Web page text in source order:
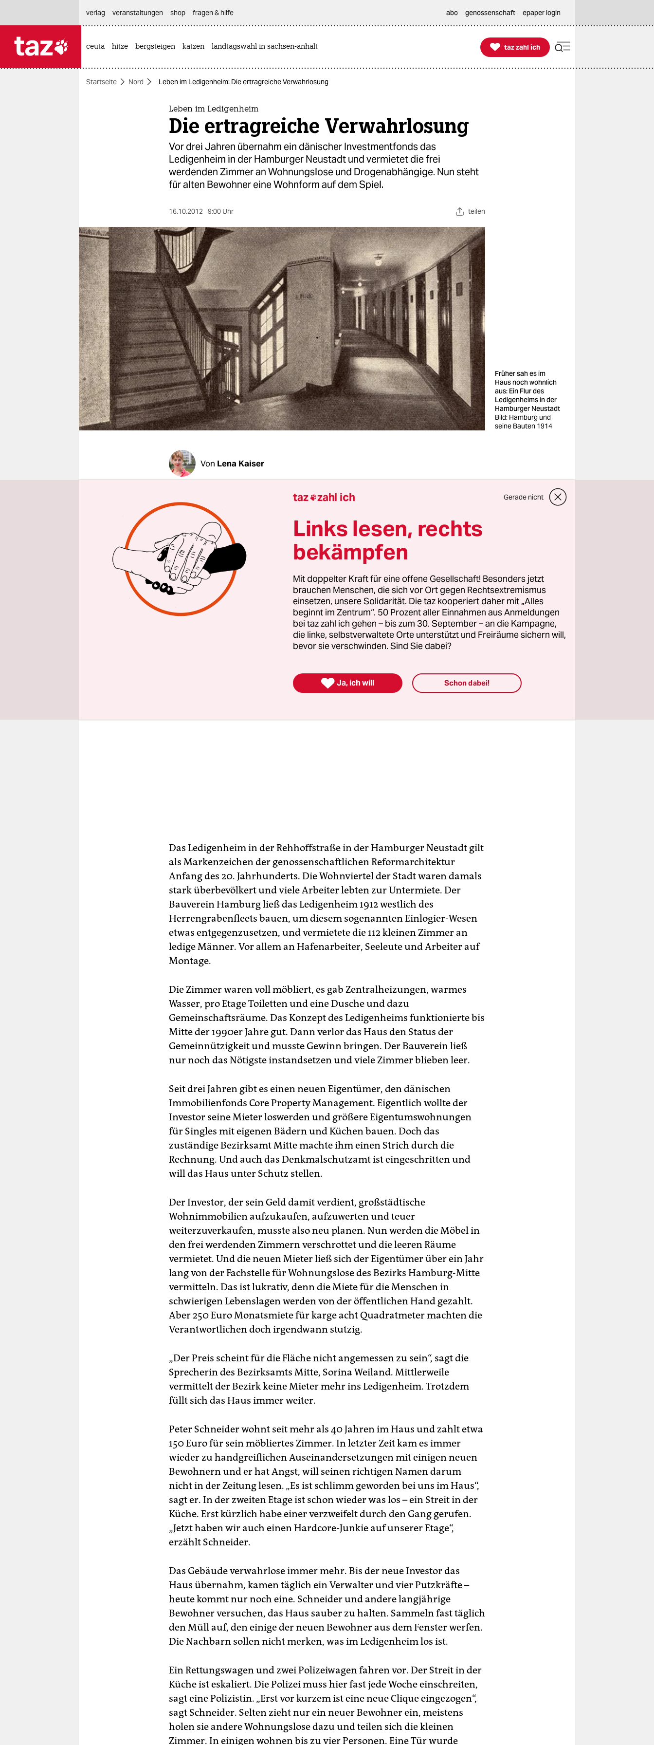
themen
nord
wahrheit
verlag
verlag
veranstaltungen
shop
fragen & hilfe
unterstützen
abo
genossenschaft
verlag
veranstaltungen shop fragen & hilfe abo genossenschaft epaper login
ceuta hitze bergsteigen katzen landtagswahl in sachsen-anhalt 
taz zahl ich
taz zahl ich
Startseite Nord Leben im Ledigenheim: Die ertragreiche Verwahrlosung
Leben im Ledigenheim
Die ertragreiche Verwahrlosung
Vor drei Jahren übernahm ein dänischer Investmentfonds das
Ledigenheim in der Hamburger Neustadt und vermietet die frei
werdenden Zimmer an Wohnungslose und Drogenabhängige. Nun steht
für alten Bewohner eine Wohnform auf dem Spiel.
16.10.2012 9:00 Uhr teilen
Früher sah es im
Haus noch wohnlich
aus: Ein Flur des
Ledigenheims in der
Hamburger Neustadt
Bild: Hamburg und
seine Bauten 1914
Von Lena Kaiser
HAMBURG
| Im dritten Stock zertrümmern drei Männer das
schlichte Mobiliar aus den 50er Jahren – den Tisch, das Bett, den Stuhl
und einen Schrank. Sie räumen so lange, bis die acht Quadratmeter
leer sind und schaffen die Überreste der Möbel über den langen Flur
aus dem Haus.
Auf dem Flur reiht sich Tür an Tür, die Farbe blättert von der Decke
und auf dem alten Steinboden liegt eine Schmutzschicht. Ein
Bewohner schlurft in Badelatschen aus seinem Zimmer, er trägt ein
Handtuch unter dem Arm. Sein Blick ist finster und er verschwindet
ohne ein Wort im Toiletten und Duschraum.
Das Ledigenheim in der Rehhoffstraße in der Hamburger Neustadt gilt
als Markenzeichen der genossenschaftlichen Reformarchitektur
Anfang des 20. Jahrhunderts. Die Wohnviertel der Stadt waren damals
stark überbevölkert und viele Arbeiter lebten zur Untermiete. Der
Bauverein Hamburg ließ das Ledigenheim 1912 westlich des
Herrengrabenfleets bauen, um diesem sogenannten Einlogier-Wesen
etwas entgegenzusetzen, und vermietete die 112 kleinen Zimmer an
ledige Männer. Vor allem an Hafenarbeiter, Seeleute und Arbeiter auf
Montage.
Die Zimmer waren voll möbliert, es gab Zentralheizungen, warmes
Wasser, pro Etage Toiletten und eine Dusche und dazu
Gemeinschaftsräume. Das Konzept des Ledigenheims funktionierte bis
Mitte der 1990er Jahre gut. Dann verlor das Haus den Status der
Gemeinnützigkeit und musste Gewinn bringen. Der Bauverein ließ
nur noch das Nötigste instandsetzen und viele Zimmer blieben leer.
Seit drei Jahren gibt es einen neuen Eigentümer, den dänischen
Immobilienfonds Core Property Management. Eigentlich wollte der
Investor seine Mieter loswerden und größere Eigentumswohnungen
für Singles mit eigenen Bädern und Küchen bauen. Doch das
zuständige Bezirksamt Mitte machte ihm einen Strich durch die
Rechnung. Und auch das Denkmalschutzamt ist eingeschritten und
will das Haus unter Schutz stellen.
Der Investor, der sein Geld damit verdient, großstädtische
Wohnimmobilien aufzukaufen, aufzuwerten und teuer
weiterzuverkaufen, musste also neu planen. Nun werden die Möbel in
den frei werdenden Zimmern verschrottet und die leeren Räume
vermietet. Und die neuen Mieter ließ sich der Eigentümer über ein Jahr
lang von der Fachstelle für Wohnungslose des Bezirks Hamburg-Mitte
vermitteln. Das ist lukrativ, denn die Miete für die Menschen in
schwierigen Lebenslagen werden von der öffentlichen Hand gezahlt.
Aber 250 Euro Monatsmiete für karge acht Quadratmeter machten die
Verantwortlichen doch irgendwann stutzig.
„Der Preis scheint für die Fläche nicht angemessen zu sein“, sagt die
Sprecherin des Bezirksamts Mitte, Sorina Weiland. Mittlerweile
vermittelt der Bezirk keine Mieter mehr ins Ledigenheim. Trotzdem
füllt sich das Haus immer weiter.
Peter Schneider wohnt seit mehr als 40 Jahren im Haus und zahlt etwa
150 Euro für sein möbliertes Zimmer. In letzter Zeit kam es immer
wieder zu handgreiflichen Auseinandersetzungen mit einigen neuen
Bewohnern und er hat Angst, will seinen richtigen Namen darum
nicht in der Zeitung lesen. „Es ist schlimm geworden bei uns im Haus“,
sagt er. In der zweiten Etage ist schon wieder was los – ein Streit in der
Küche. Erst kürzlich habe einer verzweifelt durch den Gang gerufen.
„Jetzt haben wir auch einen Hardcore-Junkie auf unserer Etage“,
erzählt Schneider.
Das Gebäude verwahrlose immer mehr. Bis der neue Investor das
Haus übernahm, kamen täglich ein Verwalter und vier Putzkräfte –
heute kommt nur noch eine. Schneider und andere langjährige
Bewohner versuchen, das Haus sauber zu halten. Sammeln fast täglich
den Müll auf, den einige der neuen Bewohner aus dem Fenster werfen.
Die Nachbarn sollen nicht merken, was im Ledigenheim los ist.
Ein Rettungswagen und zwei Polizeiwagen fahren vor. Der Streit in der
Küche ist eskaliert. Die Polizei muss hier fast jede Woche einschreiten,
sagt eine Polizistin. „Erst vor kurzem ist eine neue Clique eingezogen“,
sagt Schneider. Selten zieht nur ein neuer Bewohner ein, meistens
holen sie andere Wohnungslose dazu und teilen sich die kleinen
Zimmer. In einigen wohnen bis zu vier Personen. Eine Tür wurde
taz zahl ich Gerade nicht
Links lesen, rechts
bekämpfen
Mit doppelter Kraft für eine offene Gesellschaft! Besonders jetzt
brauchen Menschen, die sich vor Ort gegen Rechtsextremismus
einsetzen, unsere Solidarität. Die taz kooperiert daher mit „Alles
beginnt im Zentrum“. 50 Prozent aller Einnahmen aus Anmeldungen
bei taz zahl ich gehen – bis zum 30. September – an die Kampagne,
die linke, selbstverwaltete Orte unterstützt und Freiräume sichern will,
bevor sie verschwinden. Sind Sie dabei?
 Ja, ich will Schon dabei!